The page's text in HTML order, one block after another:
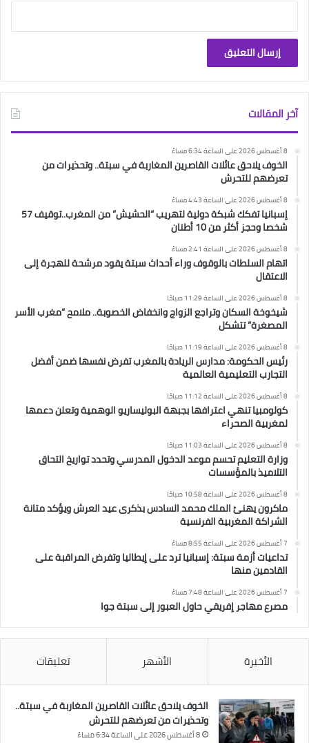
آخر المقالات
8 أغسطس 2026 على الساعة 6:34 مساءً
الخوف يلاحق عائلات القاصرين المغاربة في سبتة.. وتحذيرات من
تعرضهم للتحرش
8 أغسطس 2026 على الساعة 4:43 مساءً
إسبانيا تفكك شبكة دولية لتهريب “الحشيش” من المغرب..توقيف 57
شخصا وحجز أكثر من 10 أطنان
8 أغسطس 2026 على الساعة 2:41 مساءً
اتهام السلطات بالوقوف وراء أحداث سبتة يقود مرشحة للهجرة إلى
الاعتقال
8 أغسطس 2026 على الساعة 11:29 صباحًا
شيخوخة السكان وتراجع الزواج وانخفاض الخصوبة.. ملامح “مغرب الأسر
المصغرة” تتشكل
8 أغسطس 2026 على الساعة 11:19 صباحًا
رئيس الحكومة: مدارس الريادة بالمغرب تفرض نفسها ضمن أفضل
التجارب التعليمية العالمية
8 أغسطس 2026 على الساعة 11:12 صباحًا
كولومبيا تنهي اعترافها بجبهة البوليساريو الوهمية وتعلن دعمها
لمغربية الصحراء
8 أغسطس 2026 على الساعة 11:03 صباحًا
وزارة التعليم تحسم موعد الدخول المدرسي وتحدد تواريخ التحاق
التلاميذ بالمؤسسات
8 أغسطس 2026 على الساعة 10:58 صباحًا
ماكرون يهنئ الملك محمد السادس بذكرى عيد العرش ويؤكد متانة
الشراكة المغربية الفرنسية
7 أغسطس 2026 على الساعة 8:55 مساءً
تداعيات أزمة سبتة: إسبانيا ترد على إيطاليا وتفرض المراقبة على
القادمين منها
7 أغسطس 2026 على الساعة 7:48 مساءً
مصرع مهاجر إفريقي حاول العبور إلى سبتة جوا
الأخيرة الأشهر تعليقات
الخوف يلاحق عائلات القاصرين المغاربة في سبتة..
وتحذيرات من تعرضهم للتحرش
8 أغسطس 2026 على الساعة 6:34 مساءً